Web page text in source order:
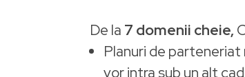
De la 7 domenii cheie,
Planuri de parteneriat
vor intra sub un alt